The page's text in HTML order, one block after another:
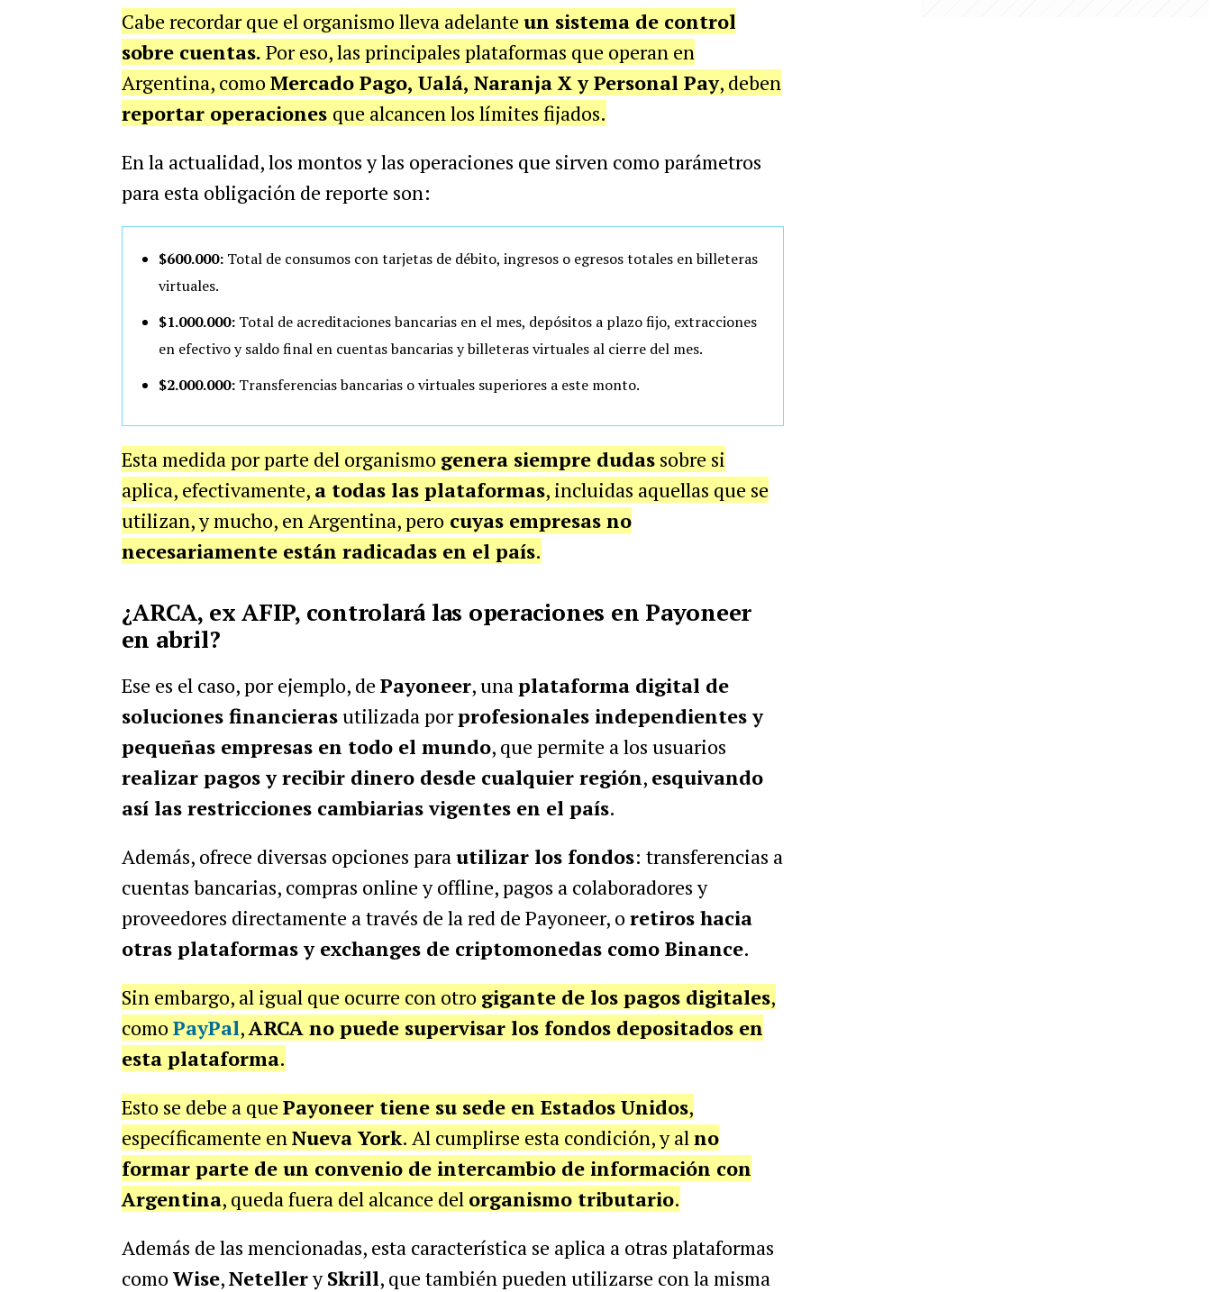
Cabe recordar que el organismo lleva adelante un sistema de control
sobre cuentas. Por eso, las principales plataformas que operan en
Argentina, como Mercado Pago, Ualá, Naranja X y Personal Pay, deben
reportar operaciones que alcancen los límites fijados.
En la actualidad, los montos y las operaciones que sirven como parámetros
para esta obligación de reporte son:
$600.000:Total de consumos con tarjetas de débito, ingresos o egresos totales en billeteras
virtuales.
$1.000.000:Total de acreditaciones bancarias en el mes, depósitos a plazo fijo, extracciones
en efectivo y saldo final en cuentas bancarias y billeteras virtuales al cierre del mes.
$2.000.000:Transferencias bancarias o virtuales superiores a este monto.
Esta medida por parte del organismo genera siempre dudassobre si
aplica, efectivamente, a todas las plataformas, incluidas aquellas que se
utilizan, y mucho, en Argentina, pero cuyas empresas no
necesariamente están radicadas en el país.
¿ARCA, ex AFIP, controlará las operaciones en Payoneer
en abril?
Ese es el caso, por ejemplo, de Payoneer, unaplataforma digital de
soluciones financierasutilizada porprofesionales independientes y
pequeñas empresas en todo el mundo, que permite a los usuarios
realizar pagos y recibir dinero desde cualquier región, esquivando
así las restricciones cambiarias vigentes en el país.
Además, ofrece diversas opciones parautilizar los fondos: transferencias a
cuentas bancarias, compras online y offline, pagos a colaboradores y
proveedores directamente a través de la red de Payoneer, o retiros hacia
otras plataformas y exchanges de criptomonedas como Binance.
Sin embargo, al igual que ocurre con otro gigante de los pagos digitales,
como PayPal,ARCA no puede supervisar los fondos depositados en
esta plataforma.
Esto se debe a que Payoneer tiene su sede en Estados Unidos,
específicamente enNueva York. Al cumplirse esta condición, y alno
formar parte de un convenio de intercambio de información con
Argentina, queda fuera del alcance del organismo tributario.
Además de las mencionadas, esta característica se aplica a otras plataformas
comoWise,NetellerySkrill, que también pueden utilizarse con la misma